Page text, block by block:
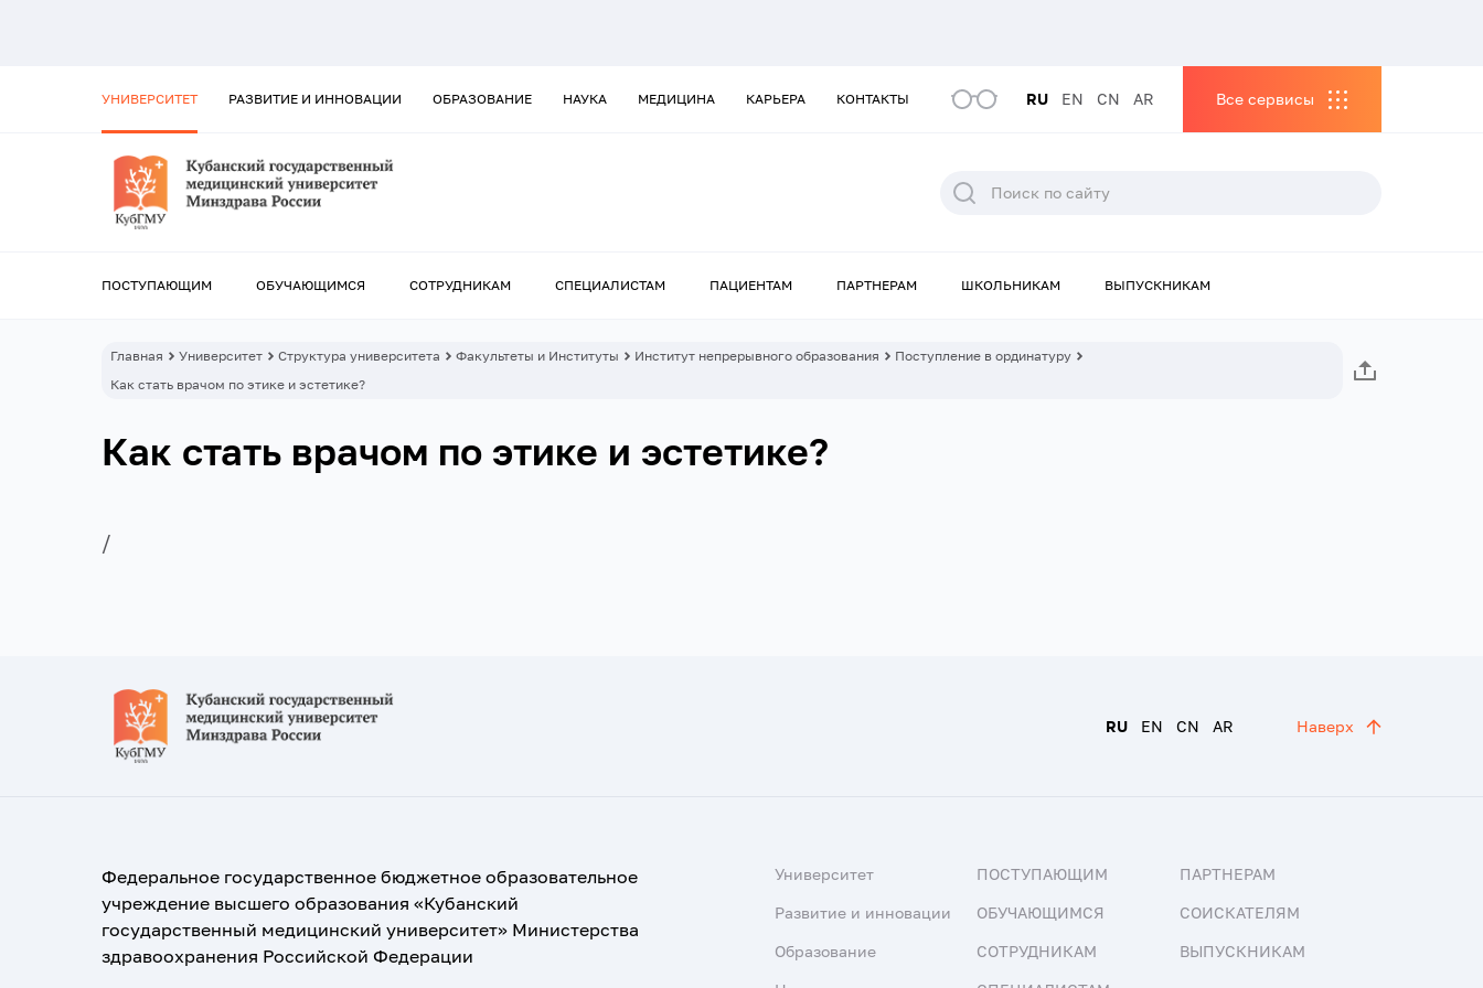
УНИВЕРСИТЕТ РАЗВИТИЕ И ИННОВАЦИИ ОБРАЗОВАНИЕ НАУКА МЕДИЦИНА КАРЬЕРА КОНТАКТЫ RU EN CN AR Все сервисы
ПОСТУПАЮЩИМ ОБУЧАЮЩИМСЯ СОТРУДНИКАМ СПЕЦИАЛИСТАМ ПАЦИЕНТАМ ПАРТНЕРАМ ШКОЛЬНИКАМ ВЫПУСКНИКАМ
Главная Университет Структура университета Факультеты и Институты Институт непрерывного образования
Поступление в ординатуру
Как стать врачом по этике и эстетике?
Как стать врачом по этике и эстетике?
/
RU EN CN AR Наверх
Федеральное государственное бюджетное образовательное
учреждение высшего образования «Кубанский
государственный медицинский университет» Министерства
здравоохранения Российской Федерации
Университет
Развитие и инновации
Образование
ПОСТУПАЮЩИМ
ОБУЧАЮЩИМСЯ
СОТРУДНИКАМ
ПАРТНЕРАМ
СОИСКАТЕЛЯМ
ВЫПУСКНИКАМ